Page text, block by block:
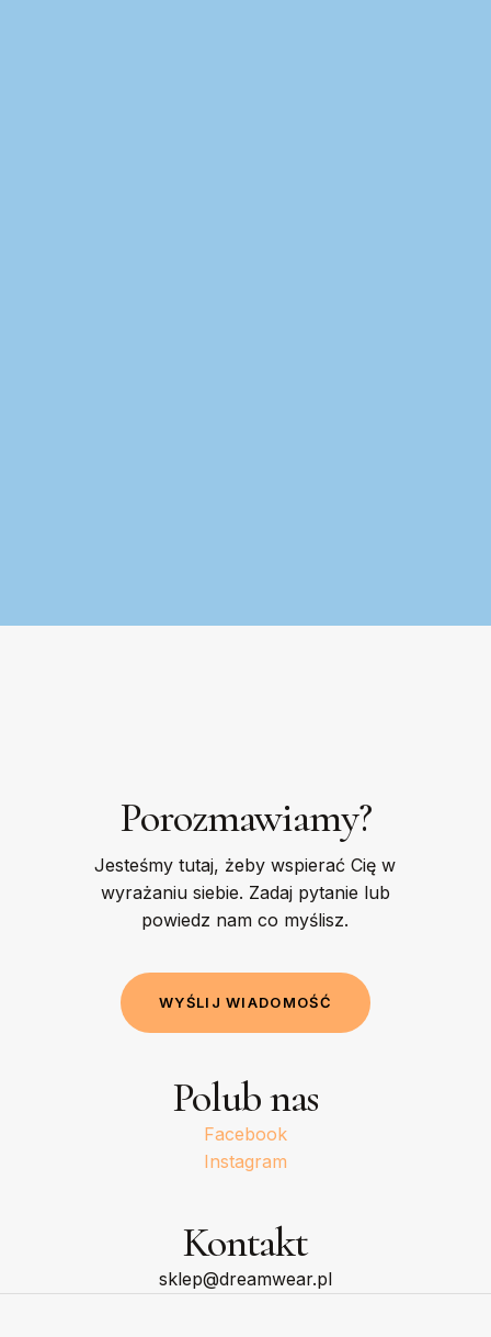
Porozmawiamy?
Jesteśmy tutaj, żeby wspierać Cię w
wyrażaniu siebie. Zadaj pytanie lub
powiedz nam co myślisz.
WYŚLI J WIADOMOŚĆ
Polub nas
Facebook
Instagram
Kontakt
sklep@dreamwear.pl